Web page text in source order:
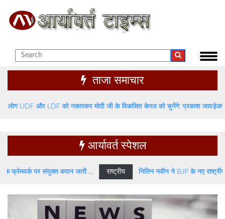
ताजा समाचार
LDF को नकारकर मोदी जी के विकसित केरल को चुनेंगे: प्रकाश जावड़ेकर
आर्यावर्त स्पेशल
पर संयुक्त बयान जारी ... राष्ट्रीय नितिन नवीन ने BJP के नए राष्ट्रीय अध्यक्ष के